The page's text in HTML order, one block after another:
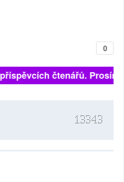
0
čtenářů. Prosíme,
13343